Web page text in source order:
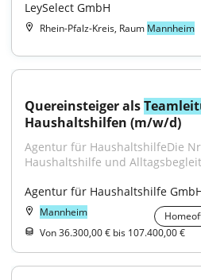
LeySelect GmbH
Rhein-Pfalz-Kreis, Raum Mannheim
Quereinsteiger als
Haushaltshilfen (m/w/d)
Agentur für HaushaltshilfeDie
Haushaltshilfe und
Agentur für Haushaltshilfe
Mannheim
Von 36.300,00 € bis 107.400,00 €